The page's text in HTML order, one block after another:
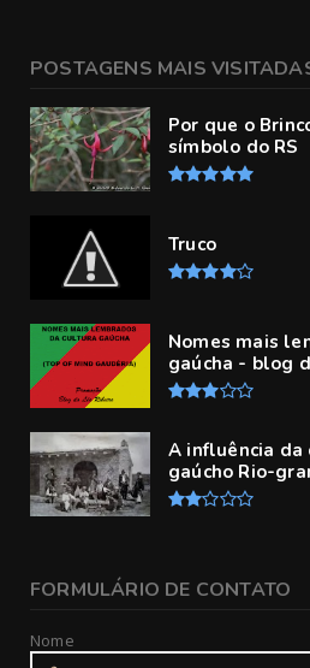
POSTAGENS MAIS
Por que o
símbolo do RS
Truco
Nomes mais
gaúcha - blog
A influência
gaúcho Rio-
FORMULÁRIO DE CONTATO
Nome